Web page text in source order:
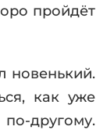
пройдёт
новенький.
как уже
другому.